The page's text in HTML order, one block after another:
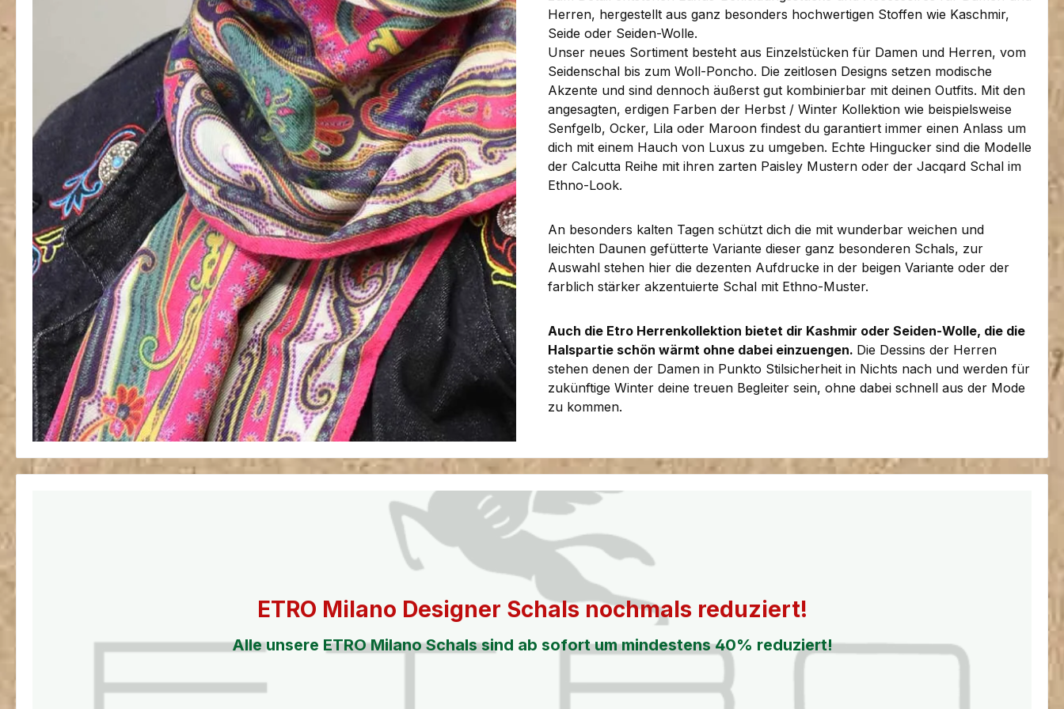
Herren, hergestellt aus ganz besonders hochwertigen Stoffen wie Kaschmir,
Seide oder Seiden-Wolle.
Unser neues Sortiment besteht aus Einzelstücken für Damen und Herren, vom
Seidenschal bis zum Woll-Poncho. Die zeitlosen Designs setzen modische
Akzente und sind dennoch äußerst gut kombinierbar mit deinen Outfits. Mit den
angesagten, erdigen Farben der Herbst / Winter Kollektion wie beispielsweise
Senfgelb, Ocker, Lila oder Maroon findest du garantiert immer einen Anlass um
dich mit einem Hauch von Luxus zu umgeben. Echte Hingucker sind die Modelle
der Calcutta Reihe mit ihren zarten Paisley Mustern oder der Jacqard Schal im
Ethno-Look.
An besonders kalten Tagen schützt dich die mit wunderbar weichen und
leichten Daunen gefütterte Variante dieser ganz besonderen Schals, zur
Auswahl stehen hier die dezenten Aufdrucke in der beigen Variante oder der
farblich stärker akzentuierte Schal mit Ethno-Muster.
Auch die Etro Herrenkollektion bietet dir Kashmir oder Seiden-Wolle, die die
Halspartie schön wärmt ohne dabei einzuengen. Die Dessins der Herren
stehen denen der Damen in Punkto Stilsicherheit in Nichts nach und werden für
zukünftige Winter deine treuen Begleiter sein, ohne dabei schnell aus der Mode
zu kommen.
ETRO Milano Designer Schals nochmals reduziert!
Alle unsere ETRO Milano Schals sind ab sofort um mindestens 40% reduziert!